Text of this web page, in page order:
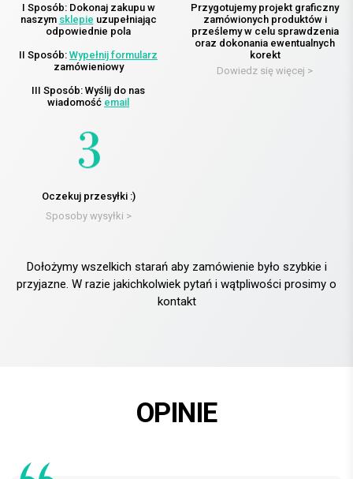
I Sposób: Dokonaj zakupu w
naszym sklepie uzupełniając
odpowiednie pola
II Sposób: Wypełnij formularz
zamówieniowy
III Sposób: Wyślij do nas
wiadomość email
Przygotujemy projekt graficzny
zamówionych produktów i
prześlemy w celu sprawdzenia
oraz dokonania ewentualnych
korekt
Dowiedz się więcej >
Oczekuj przesyłki :)
Sposoby wysyłki >
Dołożymy wszelkich starań aby zamówienie było szybkie i
przyjazne. W razie jakichkolwiek pytań i wątpliwości prosimy o
kontakt
OPINIE